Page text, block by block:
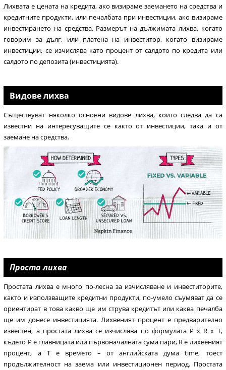
Лихвата е цената на кредита, ако визираме заемането на средства и
кредитните продукти, или печалбата при инвестиции, ако визираме
инвестирането на средства. Размерът на дължимата лихва, когато
говорим за дълг, или платена на инвеститор, когато визираме
инвестиции, се изчислява като процент от салдото по кредита или
салдото по депозита (инвестицията).
Видове лихва
Съществуват няколко основни видове лихва, които следва да са
известни на интересуващите се както от инвестиции, така и от
заемане на средства.
Проста лихва
Простата лихва е много по-лесна за изчисляване и инвеститорите,
както и използващите кредитни продукти, по-умело съумяват да се
ориентират в това какво ще им струва кредитът или каква печалба
ще им донесе инвестицията. Лихвеният процент е предварително
известен, а простата лихва се изчислява по формулата P x R x T,
където Р е главницата или първоначалната сума пари, R е лихвеният
процент, а Т е времето – от английската дума time, тоест
продължителност на заема или инвестиционен период. Простата